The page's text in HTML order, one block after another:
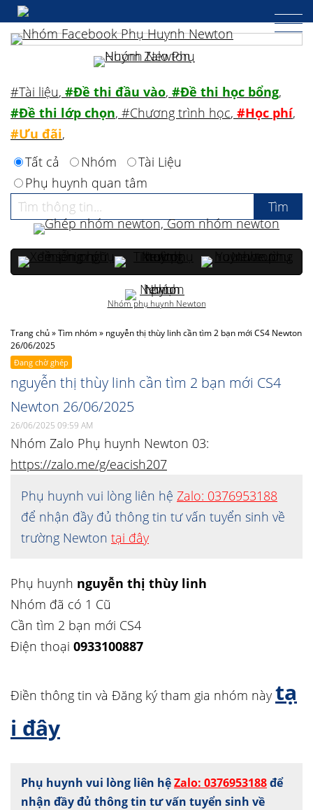
Trang chủ»Tìm nhóm» nguyễn thị thùy linh cần tìm 2 bạn mới CS4 Newton
26/06/2025
Đang chờ ghép
nguyễn thị thùy linh cần tìm 2 bạn mới CS4
Newton 26/06/2025
26/06/2025 09:59 AM
Nhóm Zalo Phụ huynh Newton 03:
https://zalo.me/g/eacish207
Phụ huynh vui lòng liên hệ Zalo: 0376953188
để nhận đầy đủ thông tin tư vấn tuyển sinh về
trường Newton tại đây
Phụ huynh nguyễn thị thùy linh
Nhóm đã có 1 Cũ
Cần tìm 2 bạn mới CS4
Điện thoại 0933100887
Điền thông tin và Đăng ký tham gia nhóm này tạ
i đây
Phụ huynh vui lòng liên hệZalo: 0376953188để
nhận đầy đủ thông tin tư vấn tuyển sinh về
#Tài liệu, #Đề thi đầu vào, #Đề thi học bổng,
#Đề thi lớp chọn, #Chương trình học, #Học phí,
#Ưu đãi,
Tất cả
Nhóm
Tài Liệu
Phụ huynh quan tâm
Nhóm phụ huynh Newton